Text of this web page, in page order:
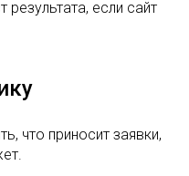
если сайт
что приносит заявки,